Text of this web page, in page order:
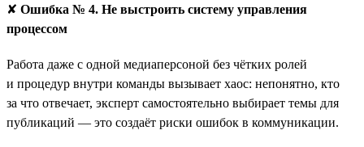
✘ Ошибка № 4. Не выстроить систему управления
процессом
Работа даже с одной медиаперсоной без чётких ролей
и процедур внутри команды вызывает хаос: непонятно, кто
за что отвечает, эксперт самостоятельно выбирает темы для
публикаций — это создаёт риски ошибок в коммуникации.